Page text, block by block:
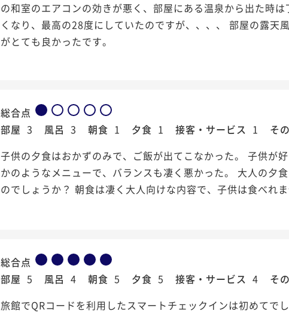
の和室のエアコンの効きが悪く、部屋にある温泉から出た時
くなり、最高の28度にしていたのですが、、、、 部屋の露天
がとても良かったです。
総合点
部屋 3 風呂 3 朝食 1 夕食 1 接客・サービス 1 そ
子供の夕食はおかずのみで、ご飯が出てこなかった。 子供が
かのようなメニューで、バランスも凄く悪かった。 大人の夕
のでしょうか？ 朝食は凄く大人向けな内容で、子供は食べれま
総合点
部屋 5 風呂 4 朝食 5 夕食 5 接客・サービス 4 そ
旅館でQRコードを利用したスマートチェックインは初めてで